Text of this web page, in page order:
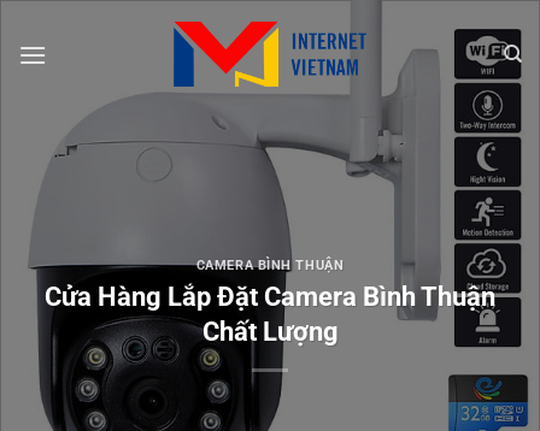
đến
CAMERA BÌNH THUẬN
Cửa Hàng Lắp Đặt Camera Bình Thuận
Chất Lượng